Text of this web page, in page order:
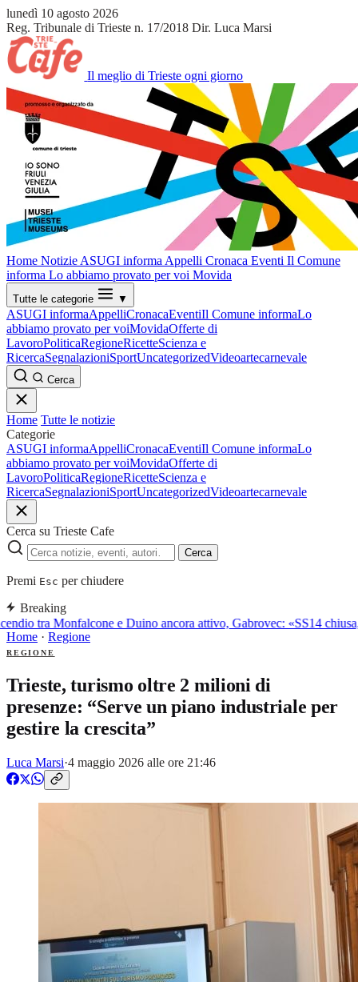
lunedì 10 agosto 2026
Reg. Tribunale di Trieste n. 17/2018 Dir. Luca Marsi
Il meglio di Trieste ogni giorno
Home Notizie ASUGI informa Appelli Cronaca Eventi Il Comune
informa Lo abbiamo provato per voi Movida
Tutte le categorie ▼
ASUGI informaAppelliCronacaEventiIl Comune informaLo
abbiamo provato per voiMovidaOfferte di
LavoroPoliticaRegioneRicetteScienza e
RicercaSegnalazioniSportUncategorizedVideoartecarnevale
Cerca
Home Tutte le notizie
Categorie
ASUGI informaAppelliCronacaEventiIl Comune informaLo
abbiamo provato per voiMovidaOfferte di
LavoroPoliticaRegioneRicetteScienza e
RicercaSegnalazioniSportUncategorizedVideoartecarnevale
Cerca su Trieste Cafe
Cerca
Premi Esc per chiudere
Breaking
tra Monfalcone e Duino ancora attivo, Gabrovec: «SS14
Home · Regione
REGIONE
Trieste, turismo oltre 2 milioni di
presenze: “Serve un piano industriale per
gestire la crescita”
Luca Marsi·4 maggio 2026 alle ore 21:46